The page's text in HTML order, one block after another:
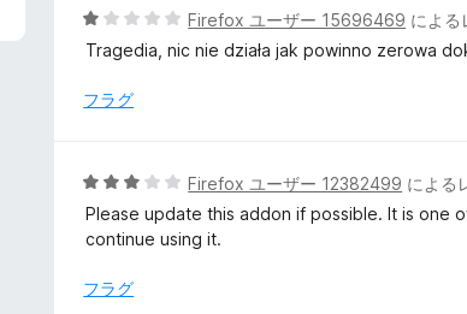
5
段
中
評
価
Firefox ユーザー 15696469 による
Tragedia, nic nie działa jak powinno zerowa
フラグ
5
段
階
3
Firefox ユーザー 12382499 による
Please update this addon if possible. It is one
continue using it.
フラグ